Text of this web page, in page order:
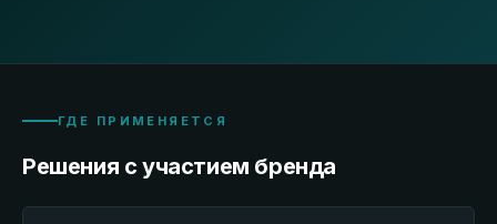
ГДЕ ПРИМЕНЯЕТСЯ
Решения с участием бренда